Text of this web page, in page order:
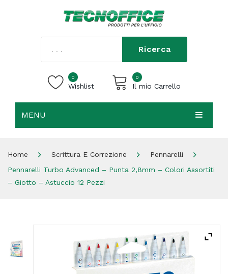
Ricerca
0
Wishlist
0
Il mio Carrello
MENU
SHOP
ACQUISTATI
Home Scrittura E Correzione
Pennarelli
Pennarelli Turbo Advanced – Punta 2,8mm – Colori Assortiti
– Giotto – Astuccio 12 Pezzi